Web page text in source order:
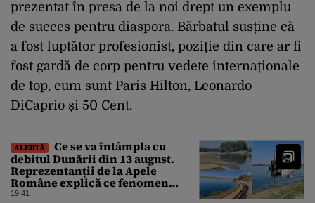
prezentat în presa de la noi drept un exemplu
de succes pentru diaspora. Bărbatul susține că
a fost luptător profesionist, poziție din care ar fi
fost gardă de corp pentru vedete internaționale
de top, cum sunt Paris Hilton, Leonardo
DiCaprio și 50 Cent.
ALERTĂ
Ce se va întâmpla cu
debitul Dunării din 13 august.
Reprezentanții de la Apele
Române explică ce fenomen
urmează
19:41